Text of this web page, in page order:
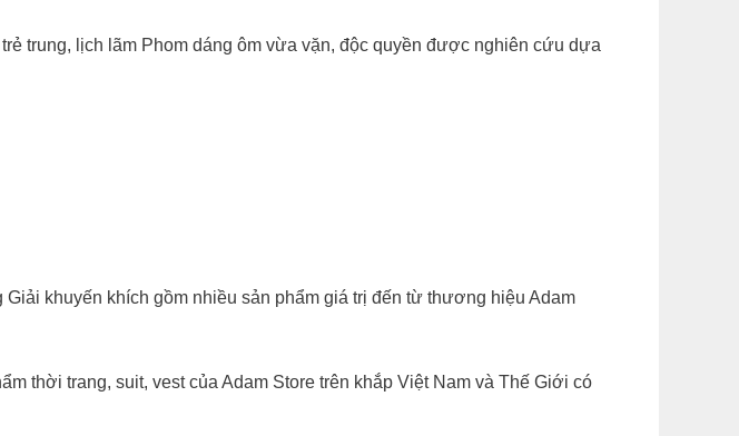
trung, lịch lãm Phom dáng ôm vừa vặn, độc quyền được nghiên cứu dựa
khuyến khích gồm nhiều sản phẩm giá trị đến từ thương hiệu Adam
thời trang, suit, vest của Adam Store trên khắp Việt Nam và Thế Giới có